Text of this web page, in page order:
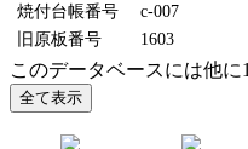
焼付台帳番号
c-007
旧原板番号
1603
このデータベースには他に